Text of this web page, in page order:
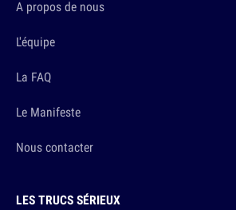
A propos de nous
L'équipe
La FAQ
Le Manifeste
Nous contacter
LES TRUCS SÉRIEUX